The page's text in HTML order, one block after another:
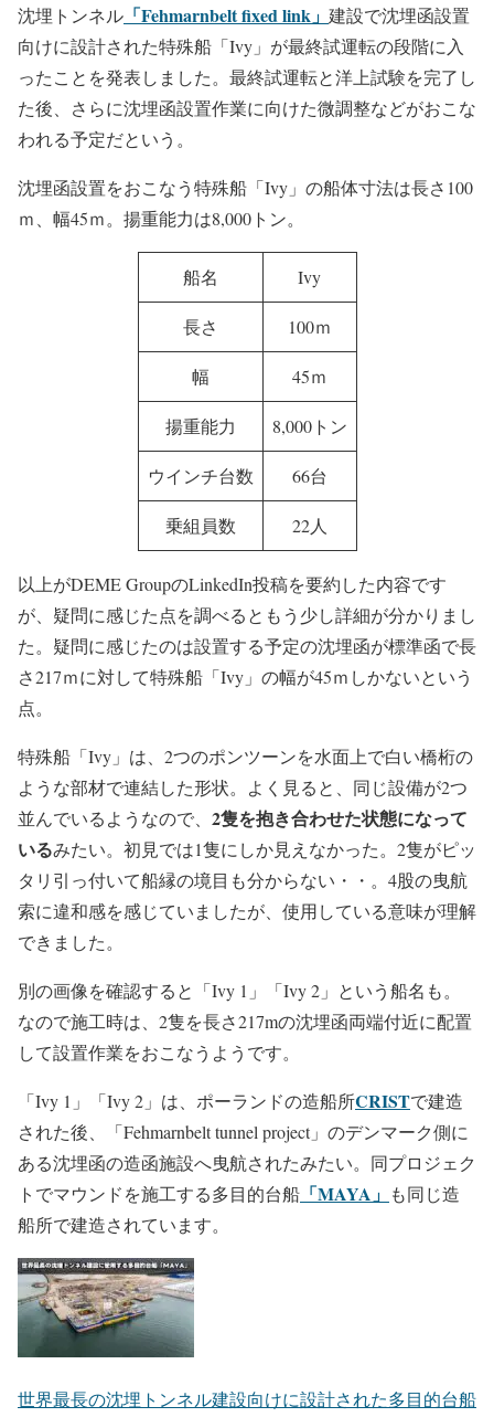
沈埋トンネル 「Fehmarnbelt fixed link」 建設で沈埋函設置
向けに設計された特殊船「Ivy」が最終試運転の段階に入
ったことを発表しました。最終試運転と洋上試験を完了し
た後、さらに沈埋函設置作業に向けた微調整などがおこな
われる予定だという。
沈埋函設置をおこなう特殊船「Ivy」の船体寸法は長さ100
ｍ、幅45ｍ。揚重能力は8,000トン。
船名 Ivy
長さ 100ｍ
幅 45ｍ
揚重能力 8,000トン
ウインチ台数 66台
乗組員数 22人
以上がDEME GroupのLinkedIn投稿を要約した内容です
が、疑問に感じた点を調べるともう少し詳細が分かりまし
た。疑問に感じたのは設置する予定の沈埋函が標準函で長
さ217ｍに対して特殊船「Ivy」の幅が45ｍしかないという
点。
特殊船「Ivy」は、2つのポンツーンを水面上で白い橋桁の
ような部材で連結した形状。よく見ると、同じ設備が2つ
並んでいるようなので、 2隻を抱き合わせた状態になって
いるみたい。初見では1隻にしか見えなかった。2隻がピッ
タリ引っ付いて船縁の境目も分からない・・。4股の曳航
索に違和感を感じていましたが、使用している意味が理解
できました。
別の画像を確認すると「Ivy 1」「Ivy 2」という船名も。
なので施工時は、2隻を長さ217mの沈埋函両端付近に配置
して設置作業をおこなうようです。
「Ivy 1」「Ivy 2」は、ポーランドの造船所CRISTで建造
された後、「Fehmarnbelt tunnel project」のデンマーク側に
ある沈埋函の造函施設へ曳航されたみたい。同プロジェク
トでマウンドを施工する多目的台船 「MAYA」 も同じ造
船所で建造されています。
世界最長の沈埋トンネル建設向けに設計された多目的台船